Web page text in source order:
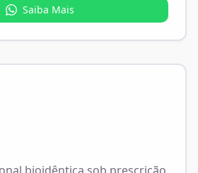
Saiba Mais
bioidêntica sob prescrição